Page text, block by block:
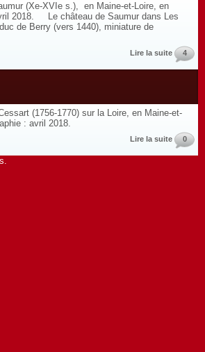
(Xe-XVIe s.), en Maine-et-Loire, en
2018. Le château de Saumur dans Les
de Berry (vers 1440), miniature de
Lire la suite 4
(1756-1770) sur la Loire, en Maine-et-
: avril 2018.
Lire la suite 0